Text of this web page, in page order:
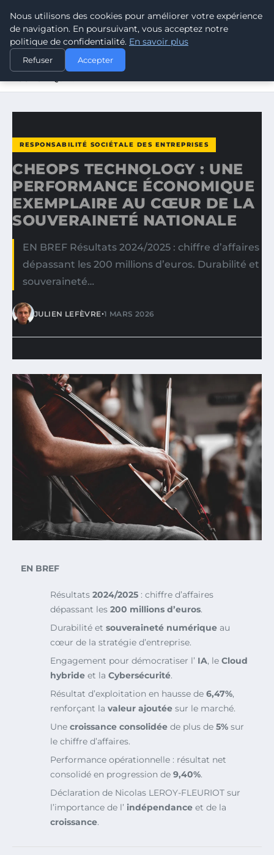
CLIMATE RESPONSE BLOG
ACCUEIL
RESPONSABILITÉ SOCIÉTALE DES ENTREPRISES
CHEOPS TECHNOLOGY : UNE PERFORMANCE
RESPONSABILITÉ SOCIÉTALE DES ENTREPRISES
CHEOPS TECHNOLOGY : UNE
PERFORMANCE ÉCONOMIQUE
EXEMPLAIRE AU CŒUR DE LA
SOUVERAINETÉ NATIONALE
EN BREF Résultats 2024/2025 : chiffre d’affaires
dépassant les 200 millions d’euros. Durabilité et
souveraineté…
JULIEN LEFÈVRE•1 MARS 2026
EN BREF
Résultats 2024/2025 : chiffre d’affaires
dépassant les 200 millions d’euros.
Durabilité et souveraineté numérique au
cœur de la stratégie d’entreprise.
Engagement pour démocratiser l’ IA, le Cloud
hybride et la Cybersécurité.
Résultat d’exploitation en hausse de 6,47%,
renforçant la valeur ajoutée sur le marché.
Une croissance consolidée de plus de 5% sur
le chiffre d’affaires.
Performance opérationnelle : résultat net
consolidé en progression de 9,40%.
Déclaration de Nicolas LEROY-FLEURIOT sur
l’importance de l’ indépendance et de la
croissance.
Nous utilisons des cookies pour améliorer votre expérience
de navigation. En poursuivant, vous acceptez notre
politique de confidentialité. En savoir plus
Refuser Accepter